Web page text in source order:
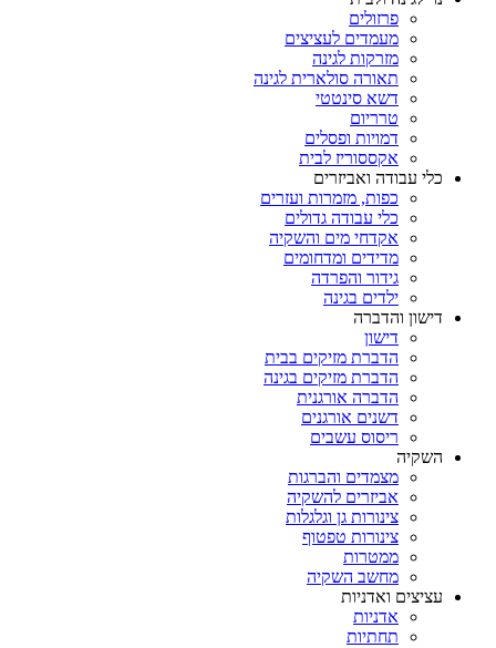
פרזולים
מעמדים לעציצים
מזרקות לגינה
תאורה סולארית לגינה
דשא סינטטי
טרריום
דמויות ופסלים
אקססוריז לבית
כלי עבודה ואביזרים
כפות, מזמרות ועזרים
כלי עבודה גדולים
אקדחי מים והשקיה
מדידים ומדחומים
גידור והפרדה
ילדים בגינה
דישון והדברה
דישון
הדברת מזיקים בבית
הדברת מזיקים בגינה
הדברה אורגנית
דשנים אורגנים
ריסוס עשבים
השקיה
מצמדים והברגות
אביזרים להשקיה
צינורות גן וגלגלות
צינורות טפטוף
ממטרות
מחשב השקיה
עציצים ואדניות
אדניות
תחתיות